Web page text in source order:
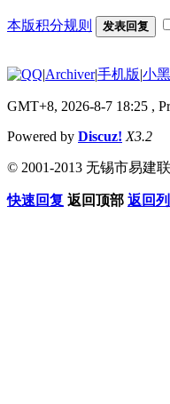
本版积分规则 发表回复
|Archiver|手机版|小
GMT+8, 2026-8-7 18:25 ,
Powered by Discuz! X3.2
© 2001-2013 无锡市易建
快速回复 返回顶部 返回